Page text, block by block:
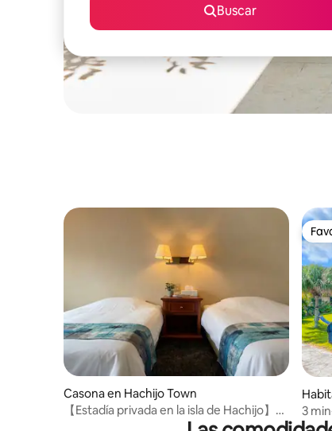
Buscar
Casona en Hachijo Town
【Estadía privada en la isla de Hachijo】
八丈
3